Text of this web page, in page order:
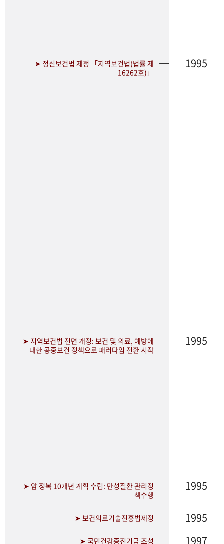
➤ 정신보건법 제정 「지역보건법(법률 제
16262호)」
1995
➤ 지역보건법 전면 개정: 보건 및 의료, 예방에
대한 공중보건 정책으로 패러다임 전환 시작
1995
➤ 암 정복 10개년 계획 수립: 만성질환 관리정
책수행
1995
➤ 보건의료기술진흥법제정 1995
➤ 국민건강증진기금 조성 1997